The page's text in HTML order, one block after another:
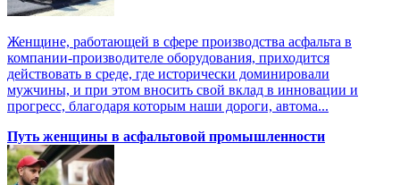
Женщине, работающей в сфере производства асфальта в
компании-производителе оборудования, приходится
действовать в среде, где исторически доминировали
мужчины, и при этом вносить свой вклад в инновации и
прогресс, благодаря которым наши дороги, автома...
Путь женщины в асфальтовой промышленности